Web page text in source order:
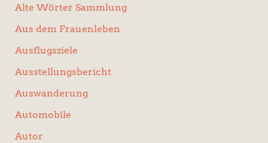
Alte Wörter Sammlung
Aus dem Frauenleben
Ausflugsziele
Ausstellungsbericht
Auswanderung
Automobile
Autor